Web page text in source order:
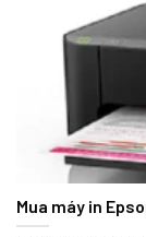
Mua máy in